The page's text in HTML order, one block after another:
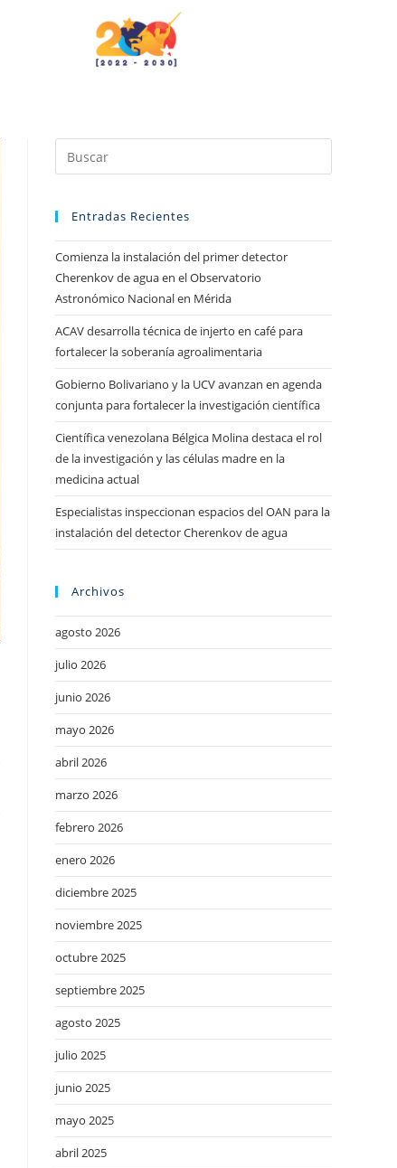
Entradas Recientes
Comienza la instalación del primer detector
Cherenkov de agua en el Observatorio
Astronómico Nacional en Mérida
ACAV desarrolla técnica de injerto en café para
fortalecer la soberanía agroalimentaria
Gobierno Bolivariano y la UCV avanzan en agenda
conjunta para fortalecer la investigación científica
Científica venezolana Bélgica Molina destaca el rol
de la investigación y las células madre en la
medicina actual
Especialistas inspeccionan espacios del OAN para la
instalación del detector Cherenkov de agua
Archivos
agosto 2026
julio 2026
junio 2026
mayo 2026
abril 2026
marzo 2026
febrero 2026
enero 2026
diciembre 2025
noviembre 2025
octubre 2025
septiembre 2025
agosto 2025
julio 2025
junio 2025
mayo 2025
abril 2025